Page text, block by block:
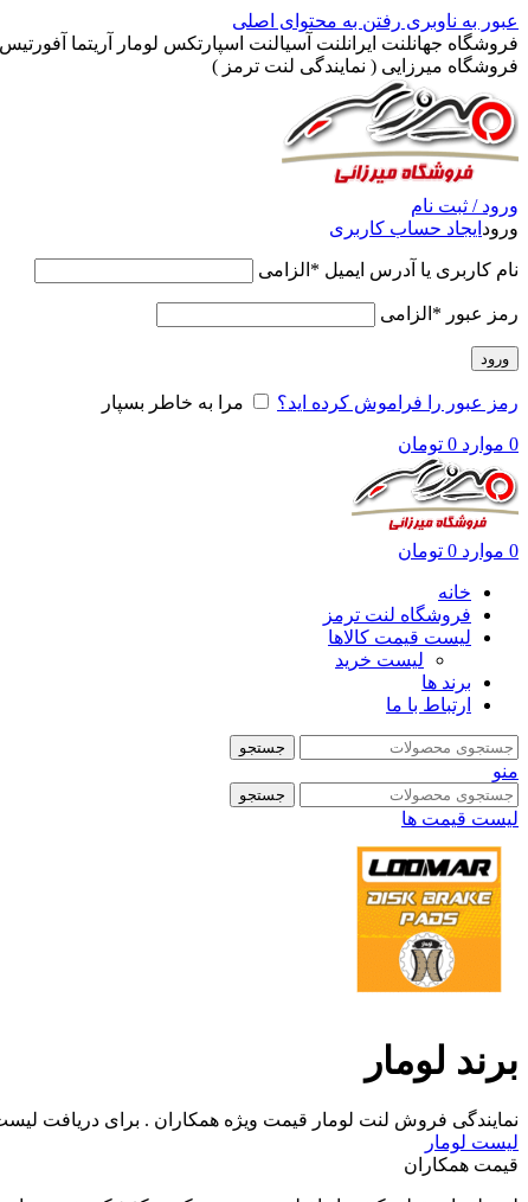
عبور به ناوبری رفتن به محتوای اصلی
فروشگاه جهانلنت ایرانلنت آسیالنت اسپارتکس لومار آریتما
فروشگاه میرزایی ( نمایندگی لنت ترمز )
ورود / ثبت نام
ورود ایجاد حساب کاربری
نام کاربری یا آدرس ایمیل * الزامی
رمز عبور * الزامی
ورود
رمز عبور را فراموش کرده اید؟ مرا به خاطر بسپار
0 موارد 0 تومان
0 موارد 0 تومان
خانه
فروشگاه لنت ترمز
لیست قیمت کالاها
لیست خرید
برند ها
ارتباط با ما
جستجو
منو
جستجو
لیست قیمت ها
برند لومار
نمایندگی فروش لنت لومار قیمت ویژه همکاران . برای دریافت
لیست لومار
قیمت همکاران